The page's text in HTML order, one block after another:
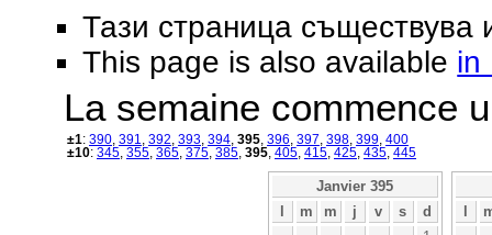
Тази страница съществува
This page is also available in
La semaine commence
±1: 390 391 392 393 394 395 396 397 398 399 400
±10: 345 355 365 375 385 395 405 415 425 435 445
Janvier 395
l
m m j v s
d
l